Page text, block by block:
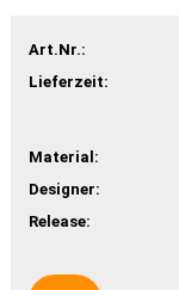
Art.Nr.:
Lieferzeit:
Material:
Designer:
Release: